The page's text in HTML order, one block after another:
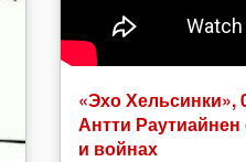
«Эхо Хельсинки»,
Антти
и войнах